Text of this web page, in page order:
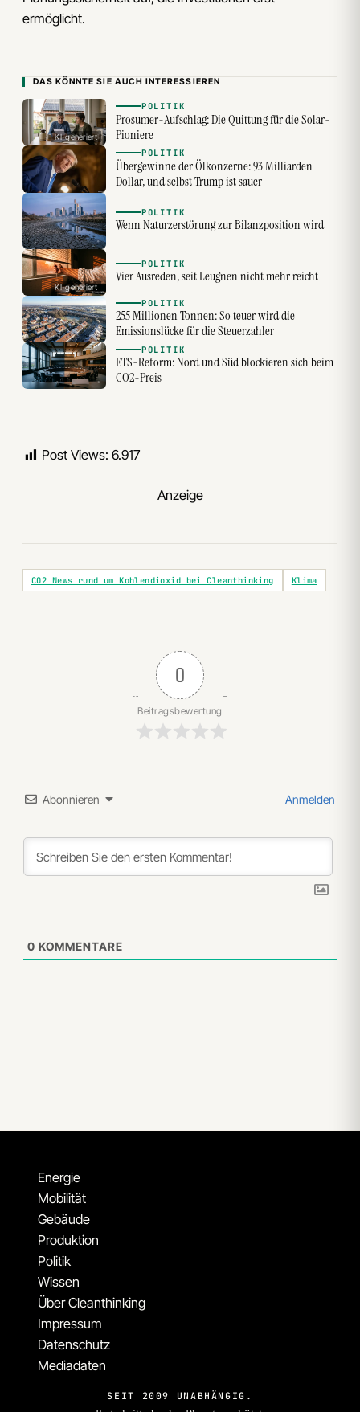
ermöglicht.
DAS KÖNNTE SIE AUCH INTERESSIEREN
KI-generiert
POLITIK
Prosumer-Aufschlag: Die Quittung für die Solar-
Pioniere
POLITIK
Übergewinne der Ölkonzerne: 93 Milliarden
Dollar, und selbst Trump ist sauer
POLITIK
Wenn Naturzerstörung zur Bilanzposition wird
KI-generiert
POLITIK
Vier Ausreden, seit Leugnen nicht mehr reicht
POLITIK
255 Millionen Tonnen: So teuer wird die
Emissionslücke für die Steuerzahler
POLITIK
ETS-Reform: Nord und Süd blockieren sich beim
CO2-Preis
Post Views: 6.917
Anzeige
CO2 News rund um Kohlendioxid bei Cleanthinking Klima
0
Beitragsbewertung
Abonnieren Anmelden
0 KOMMENTARE
Energie
Mobilität
Gebäude
Produktion
Politik
Wissen
Über Cleanthinking
Impressum
Datenschutz
Mediadaten
SEIT 2009 UNABHÄNGIG.